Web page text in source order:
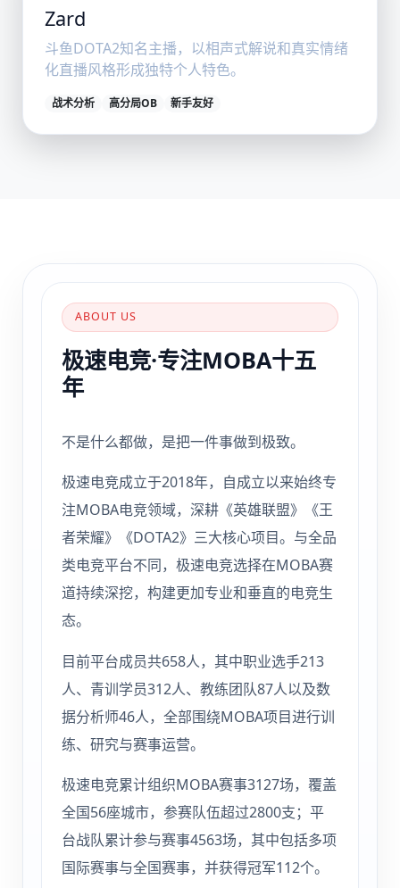
Zard
斗鱼DOTA2知名主播，以相声式解说和真实情绪
化直播风格形成独特个人特色。
战术分析 高分局OB 新手友好
ABOUT US
极速电竞·专注MOBA十五
年
不是什么都做，是把一件事做到极致。
极速电竞成立于2018年，自成立以来始终专
注MOBA电竞领域，深耕《英雄联盟》《王
者荣耀》《DOTA2》三大核心项目。与全品
类电竞平台不同，极速电竞选择在MOBA赛
道持续深挖，构建更加专业和垂直的电竞生
态。
目前平台成员共658人，其中职业选手213
人、青训学员312人、教练团队87人以及数
据分析师46人，全部围绕MOBA项目进行训
练、研究与赛事运营。
极速电竞累计组织MOBA赛事3127场，覆盖
全国56座城市，参赛队伍超过2800支；平
台战队累计参与赛事4563场，其中包括多项
国际赛事与全国赛事，并获得冠军112个。